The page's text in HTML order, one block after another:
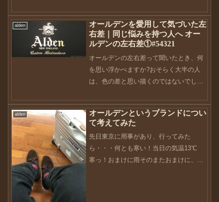
ません。革靴なのに？って思われると思
いますが、これが中々の履き心地で、ダ
ブルソールとオー...
alden
オールデンを愛用して気づいた左
右差｜同じ悩みを持つ人へ オー
ルデンの左右差①#54321
オールデンの左右差って聞いたとき、何
を思い浮かべますか?おそらく大半の人
は、色の差と思い描くのではないでしょ
も、これはあるある事項です。ただ、色
の差であるならば、クリームを塗り込ん
だり、最悪｢革染｣も視野...
alden
オールデンというブランドについ
て考えてみた
先日東京に用事があり、行ってみた
ら・・・何とも寒い！当日の気温13℃
寒っ！おまけに雨そのまたおまけに、電